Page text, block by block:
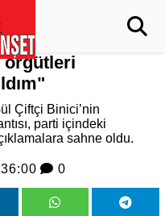
örgütleri
Çiftçi Binici’nin
parti içindeki
sahne oldu.
0